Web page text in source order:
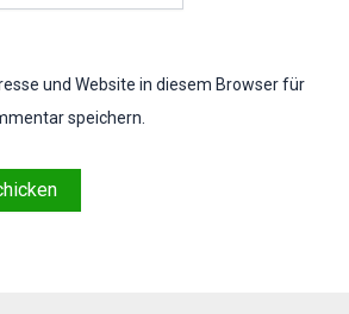
und Website in diesem Browser für
speichern.